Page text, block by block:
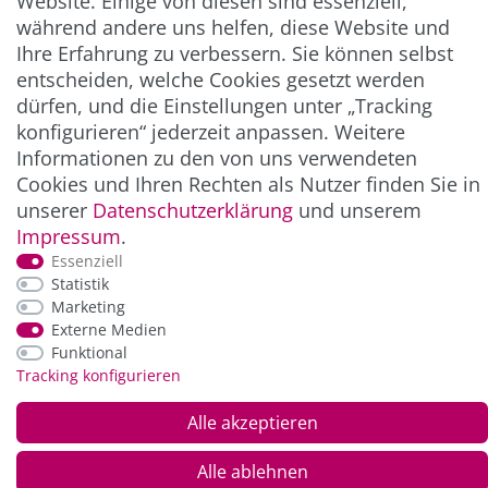
** Hierbei handelt es sich um ein Pflichtfeld.
ZAHLUNG & VERSAND
*Alle Preise inkl. der gesetzl. MwSt. zzgl.
und Versandkosten
während andere uns helfen, diese Website und
Ihre Erfahrung zu verbessern. Sie können selbst
entscheiden, welche Cookies gesetzt werden
dürfen, und die Einstellungen unter „Tracking
konfigurieren“ jederzeit anpassen. Weitere
Informationen zu den von uns verwendeten
Cookies und Ihren Rechten als Nutzer finden Sie in
unserer Daten­schutz­erklärung und unserem
Impressum.
Essenziell
Statistik
Marketing
Externe Medien
Funktional
Tracking konfigurieren
Alle akzeptieren
Alle ablehnen
© Copyright 2026 Alle Rechte vorbehalten. |webshop by